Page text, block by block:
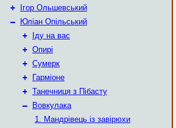
+
Ігор Ольшевський
–
Юліан Опільський
+
Іду на вас
+ Опирі
+ Сумерк
+
Гарміоне
+ Танечниця з Пібасту
–
Вовкулака
1. Мандрівець із завірюхи